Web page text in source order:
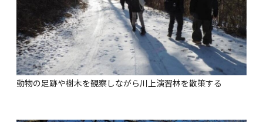
動物の足跡や樹木を観察しながら川上演習林を散策する